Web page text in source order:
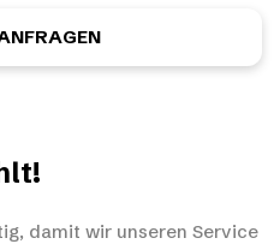
damit wir unseren Service